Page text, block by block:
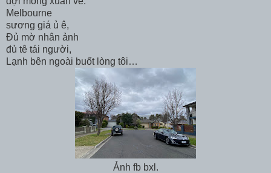
Melbourne
sương giá ủ ê,
Đủ mờ nhân ảnh
đủ tê tái người,
Lạnh bên ngoài buốt lòng tôi…
Ảnh fb bxl.